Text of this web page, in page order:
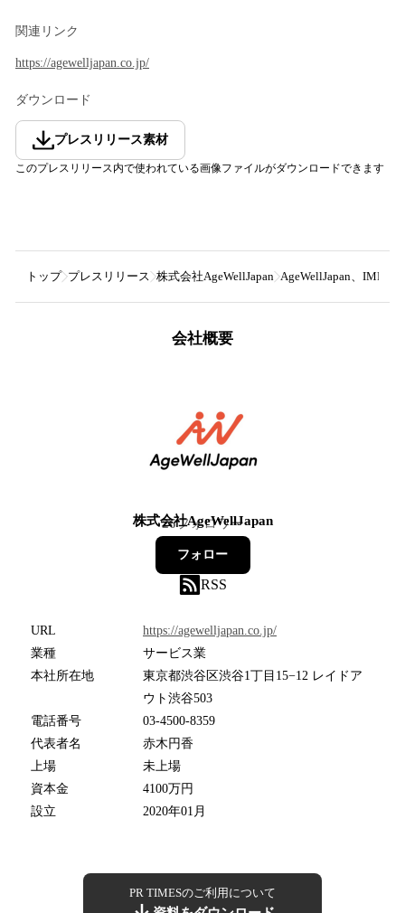
関連リンク
https://agewelljapan.co.jp/
ダウンロード
プレスリリース素材
このプレスリリース内で使われている画像ファイルがダウンロードできます
トップ プレスリリース 株式会社AgeWellJapan AgeWellJapan、
会社概要
株式会社AgeWellJapan
26フォロワー
フォロー
RSS
URL
https://agewelljapan.co.jp/
業種
サービス業
本社所在地
東京都渋谷区渋谷1丁目15−12 レイドア
ウト渋谷503
電話番号
03-4500-8359
代表者名
赤木円香
上場
未上場
資本金
4100万円
設立
2020年01月
PR TIMESのご利用について